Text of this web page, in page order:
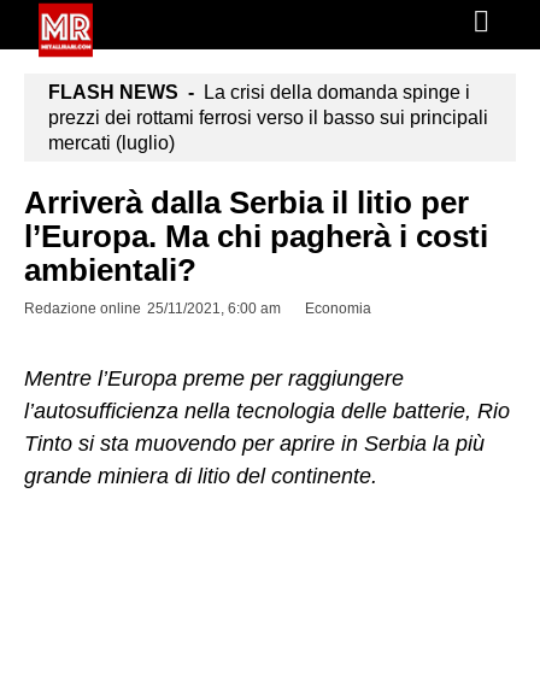
FLASH NEWS - La crisi della domanda spinge i
prezzi dei rottami ferrosi verso il basso sui principali
mercati (luglio)
Arriverà dalla Serbia il litio per
l’Europa. Ma chi pagherà i costi
ambientali?
Redazione online 25/11/2021, 6:00 am Economia
Mentre l’Europa preme per raggiungere
l’autosufficienza nella tecnologia delle batterie, Rio
Tinto si sta muovendo per aprire in Serbia la più
grande miniera di litio del continente.